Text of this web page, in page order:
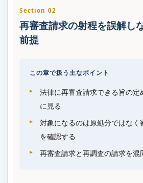
Section 02
再審査請求の射程を誤解し
前提
この章で扱う主なポイント
法律に再審査請求できる旨の定
に見る
対象になるのは原処分ではなく
を確認する
再審査請求と再調査の請求を混